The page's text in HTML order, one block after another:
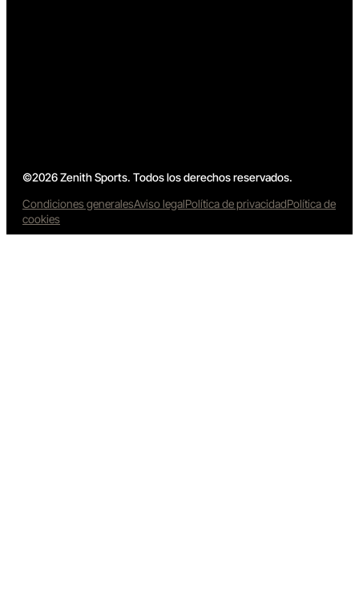
©2026 Zenith Sports. Todos los derechos reservados.
Condiciones generalesAviso legalPolítica de privacidadPolítica de
cookies